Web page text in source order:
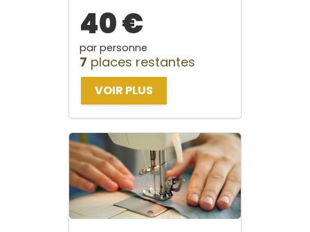
40 €
par personne
7 places restantes
VOIR PLUS